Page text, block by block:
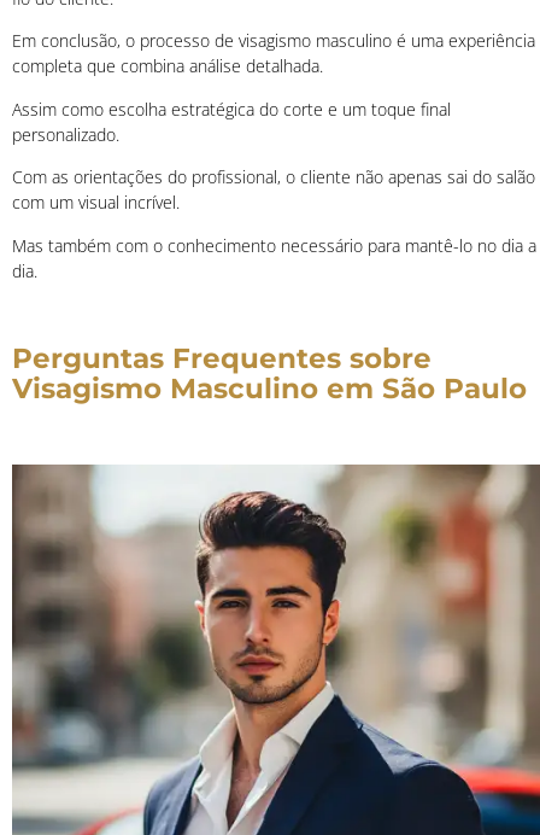
Em conclusão, o processo de visagismo masculino é uma experiência
completa que combina análise detalhada.
Assim como escolha estratégica do corte e um toque final
personalizado.
Com as orientações do profissional, o cliente não apenas sai do salão
com um visual incrível.
Mas também com o conhecimento necessário para mantê-lo no dia a
dia.
Perguntas Frequentes sobre
Visagismo Masculino em São Paulo